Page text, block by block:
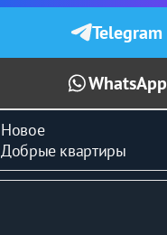
Telegram
WhatsApp
Новое
Добрые квартиры